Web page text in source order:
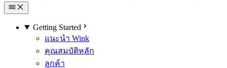
Getting Started
แนะนำ Wink
คุณสมบัติหลัก
ลูกค้า